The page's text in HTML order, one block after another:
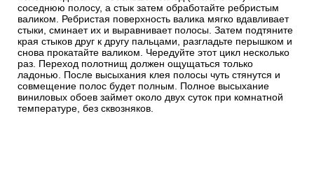
Хорошо обработайте стыки полос.
Хороший шов должен быть незаметен. При поклейке нового
полотна сделайте небольшой заход (около 5 мм) на
соседнюю полосу, а стык затем обработайте ребристым
валиком. Ребристая поверхность валика мягко вдавливает
стыки, сминает их и выравнивает полосы. Затем подтяните
края стыков друг к другу пальцами, разгладьте перышком и
снова прокатайте валиком. Чередуйте этот цикл несколько
раз. Переход полотнищ должен ощущаться только
ладонью. После высыхания клея полосы чуть стянутся и